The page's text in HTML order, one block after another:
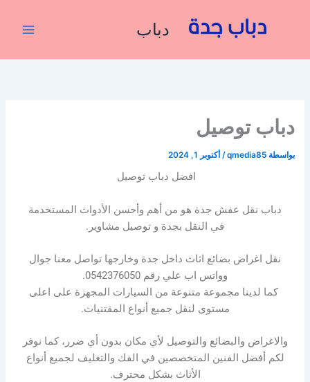
دباب
دباب توصيل
بواسطة qmedia85
/ أكتوبر 1, 2024
افضل دباب توصيل
دباب نقل عفش جدة هو من أهم وأحسن الأدوات المستخدمة
في النقل بجدة و توصيل مشاوير.
نقل اغراض بضائع اثاث داخل جدة وخارجها تواصل معنا جوال
وواتس اب علي رقم 0542376050.
كما لدينا مجموعة متنوعة من السيارات المجهزة على اعلى
مستوى لنقل جميع أنواع المقتنيات.
والاغراض والبضائع والتوصيل لأي مكان بدون أي ضرر، كما نوفر
لكم أفضل الفنين المتخصصين في الفك والتغليف لجميع أنواع
الأثاث بشكل محترف.